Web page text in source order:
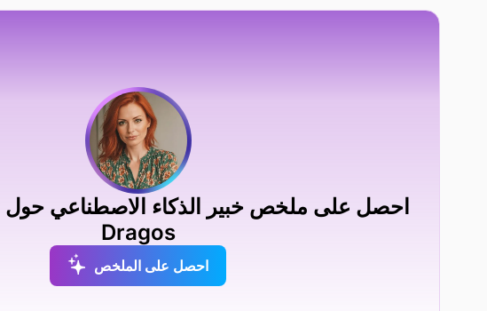
Dragos
احصل على الملخص